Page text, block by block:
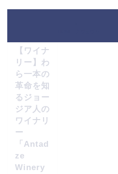
【ワイナ
リー】わ
ら一本の
革命を知
るジョー
ジア人の
ワイナリ
ー
「Antad
ze
Winery